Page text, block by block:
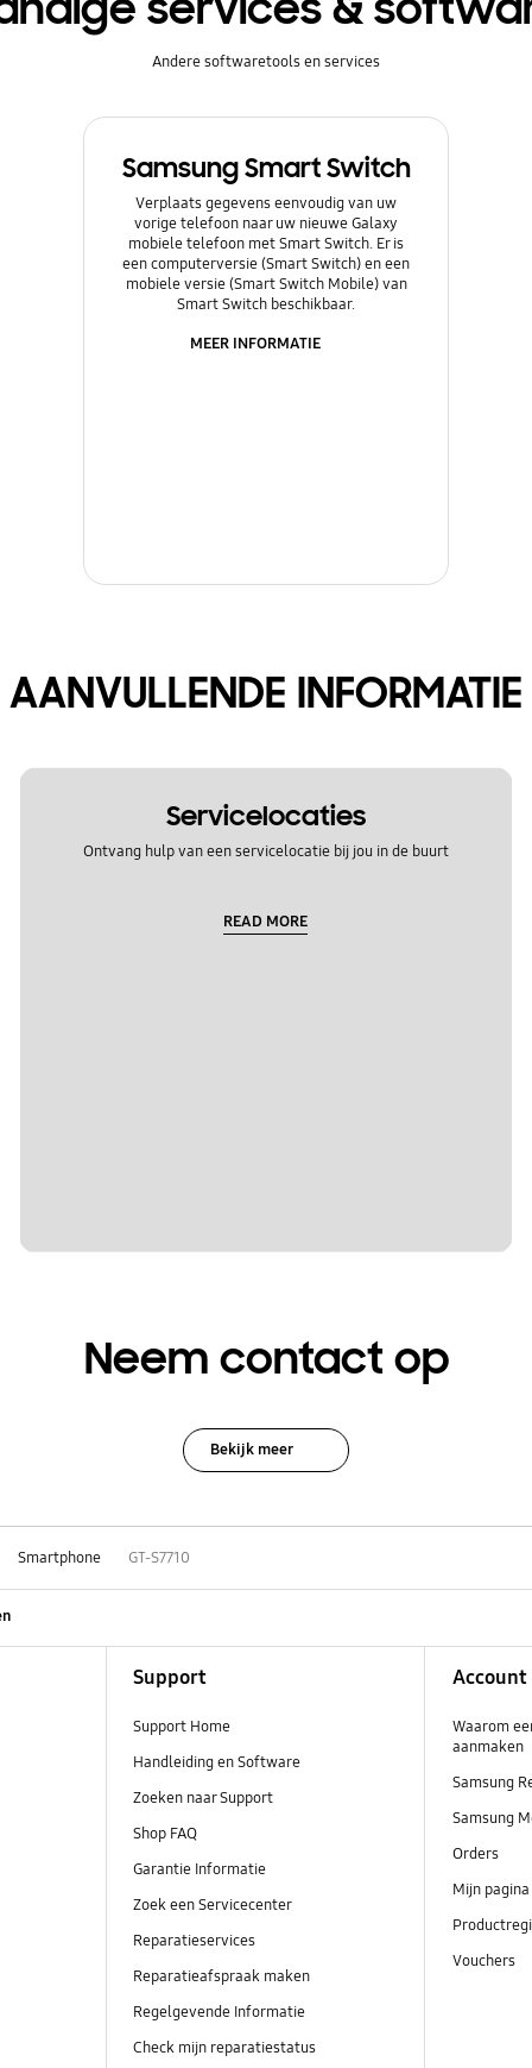
Andere softwaretools en services
Samsung Smart Switch
Verplaats gegevens eenvoudig van uw
vorige telefoon naar uw nieuwe Galaxy
mobiele telefoon met Smart Switch. Er is
een computerversie (Smart Switch) en een
mobiele versie (Smart Switch Mobile) van
Smart Switch beschikbaar.
MEER INFORMATIE
AANVULLENDE INFORMATIE
Servicelocaties
Ontvang hulp van een servicelocatie bij jou in de buurt
READ MORE
Neem contact op
Bekijk meer
Smartphone GT-S7710
Support
Support Home
Handleiding en Software
Zoeken naar Support
Shop FAQ
Garantie Informatie
Zoek een Servicecenter
Reparatieservices
Reparatieafspraak maken
Regelgevende Informatie
Check mijn reparatiestatus
Account
Waarom
aanmaken
Samsung
Samsung
Orders
Mijn pagina
Vouchers